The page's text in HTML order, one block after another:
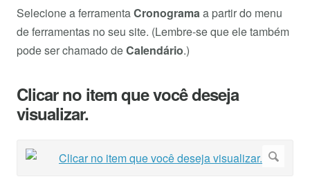
Selecione a ferramentaCronogramaa partir do menu
de ferramentas no seu site. (Lembre-se que ele também
pode ser chamado deCalendário.)
Clicar no item que você deseja
visualizar.